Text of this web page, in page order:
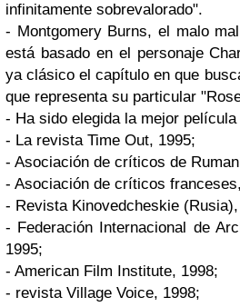
infinitamente sobrevalorado".
- Montgomery Burns, el malo
está basado en el personaje
ya clásico el capítulo en que
que representa su particular
- Ha sido elegida la mejor
- La revista Time Out, 1995;
- Asociación de críticos de
- Asociación de críticos
- Revista Kinovedcheskie (Rusia),
- Federación Internacional de
1995;
- American Film Institute, 1998;
- revista Village Voice, 1998;